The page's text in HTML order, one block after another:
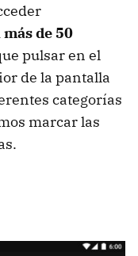
de 50
pulsar en el
de la pantalla
categorías
marcar las